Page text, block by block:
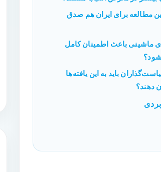
این مطالعه برای ایران هم صدق
ماشینی باعث اطمینان کامل
باید به این یافته‌ها
دهند؟